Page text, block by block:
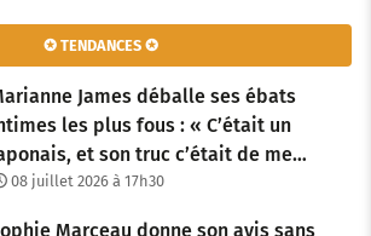
✪ TENDANCES ✪
James déballe ses ébats
les plus fous : « C’était un
et son truc c’était de me…
08 juillet 2026 à 17h30
Marceau donne son avis sans